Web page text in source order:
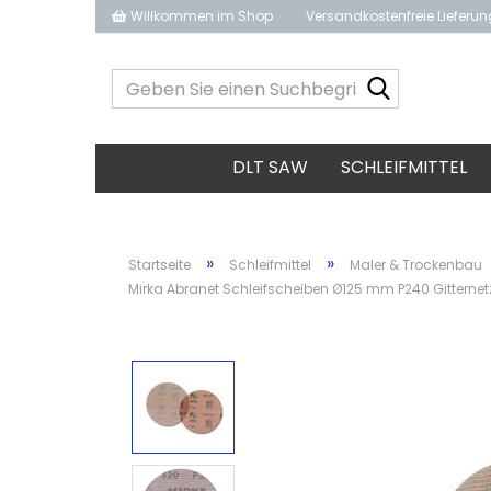
Willkommen im Shop Versandkostenfreie
Sie
ein...
DLT SAW SCHLEIFMITTEL
Startseite » Schleifmittel » Maler & Trockenbau
Mirka Abranet Schleifscheiben Ø125 mm P240